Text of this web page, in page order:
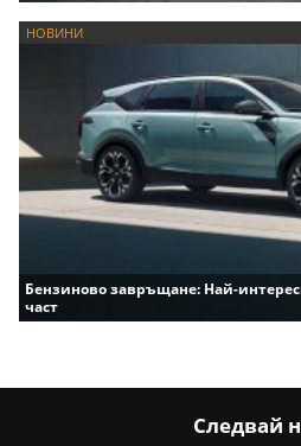
НОВИНИ
Бензиново завръщане: Най-
част
Следвай